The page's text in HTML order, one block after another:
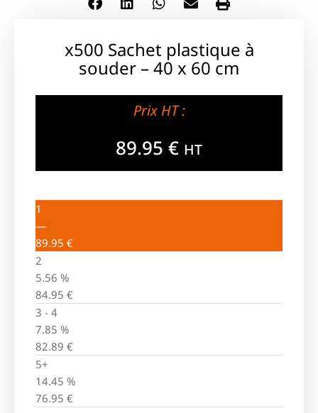
x500 Sachet plastique à
souder – 40 x 60 cm
Prix HT :
89.95 € HT
1
—
89.95 €
2
5.56 %
84.95 €
3 - 4
7.85 %
82.89 €
5+
14.45 %
76.95 €